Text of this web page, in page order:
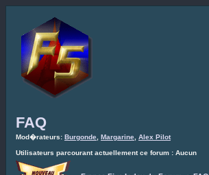
FAQ
Mod�rateurs: Burgonde Margarine Alex Pilot
Utilisateurs parcourant actuellement ce forum : Aucun